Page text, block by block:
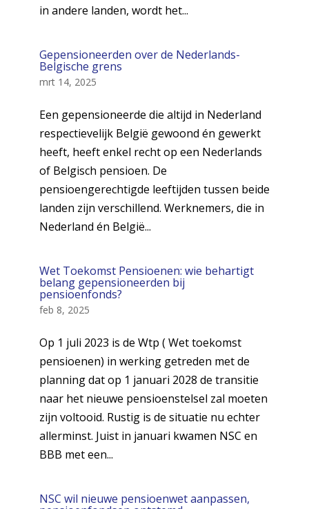
in andere landen, wordt het...
Gepensioneerden over de Nederlands-
Belgische grens
mrt 14, 2025
Een gepensioneerde die altijd in Nederland
respectievelijk België gewoond én gewerkt
heeft, heeft enkel recht op een Nederlands
of Belgisch pensioen. De
pensioengerechtigde leeftijden tussen beide
landen zijn verschillend. Werknemers, die in
Nederland én België...
Wet Toekomst Pensioenen: wie behartigt
belang gepensioneerden bij
pensioenfonds?
feb 8, 2025
Op 1 juli 2023 is de Wtp ( Wet toekomst
pensioenen) in werking getreden met de
planning dat op 1 januari 2028 de transitie
naar het nieuwe pensioenstelsel zal moeten
zijn voltooid. Rustig is de situatie nu echter
allerminst. Juist in januari kwamen NSC en
BBB met een...
NSC wil nieuwe pensioenwet aanpassen,